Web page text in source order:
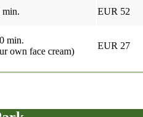
min. EUR 52
min.
own face cream)
EUR 27